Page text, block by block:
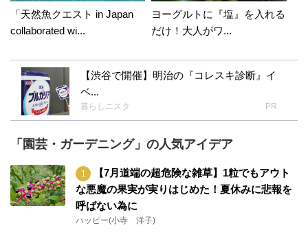
「天然魚クエスト in Japan
collaborated wi...
ヨーグルトに『塩』を入れる
だけ！大人がワ...
【渋谷で開催】明治の『コレスキ診断』イ
ベ...
暮らしニスタ PR
「園芸・ガーデニング」の人気アイデア
【7月道端の超危険な雑草】1粒でもアウト
な悪魔の果実が実りはじめた！夏休みに悲報を
呼ばない為に
ハッピー(小寺 洋子)